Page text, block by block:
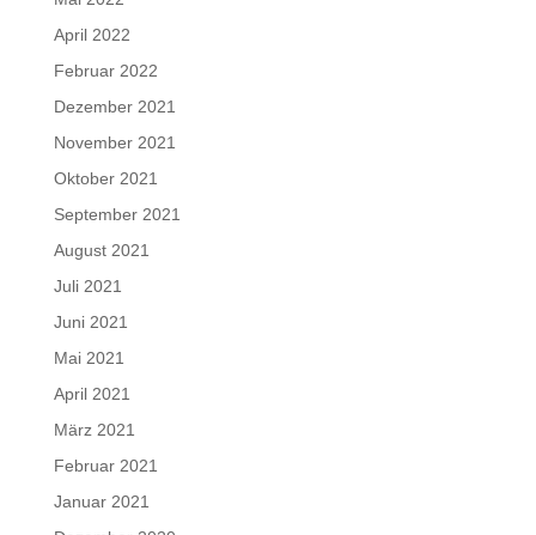
April 2022
Februar 2022
Dezember 2021
November 2021
Oktober 2021
September 2021
August 2021
Juli 2021
Juni 2021
Mai 2021
April 2021
März 2021
Februar 2021
Januar 2021